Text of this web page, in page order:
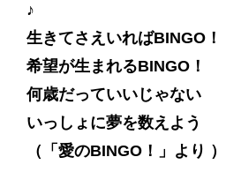
♪
生きてさえいればBINGO！
希望が生まれるBINGO！
何歳だっていいじゃない
いっしょに夢を数えよう
（「愛のBINGO！」より ）